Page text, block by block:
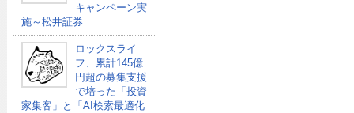
キャンペーン実
施～松井証券
ロックスライ
フ、累計145億
円超の募集支援
で培った「投資
家集客」と「AI検索最適化